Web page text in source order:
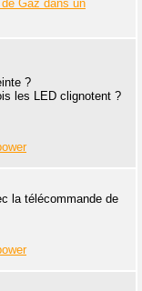
Gaz dans un
?
les LED clignotent ?
la télécommande de